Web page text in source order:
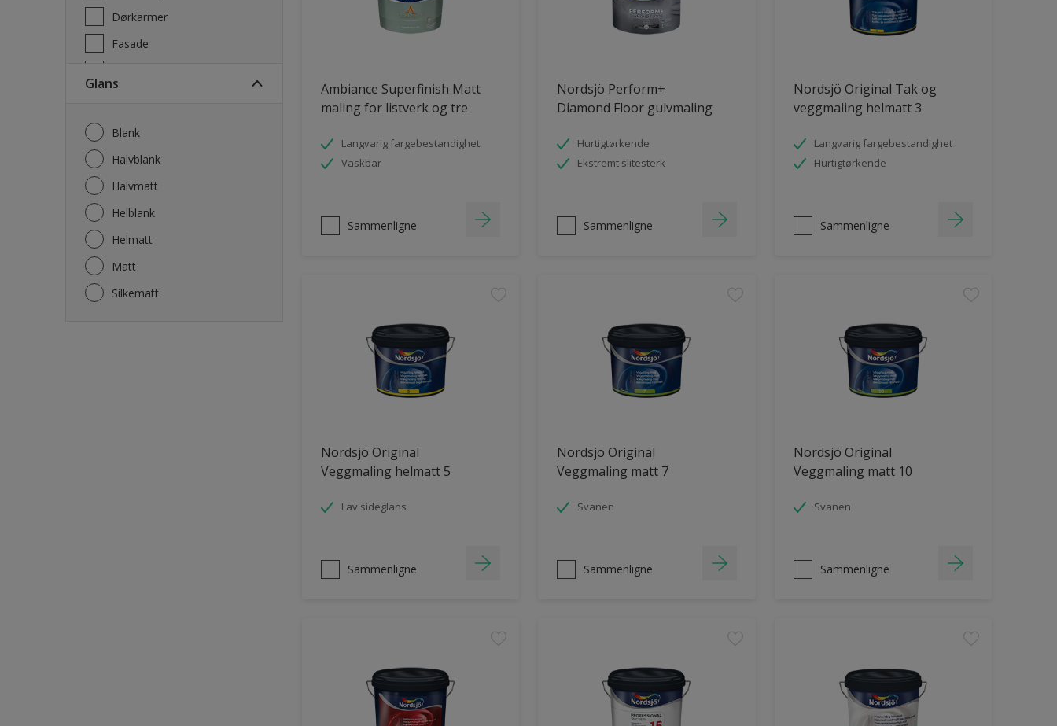
Dørkarmer
Fasade
Glans
Blank
Halvblank
Halvmatt
Helblank
Helmatt
Matt
Silkematt
Ambiance Superfinish Matt
maling for listverk og tre
Langvarig fargebestandighet
Vaskbar
Sammenligne
Nordsjö Perform+
Diamond Floor gulvmaling
Hurtigtørkende
Ekstremt slitesterk
Sammenligne
Nordsjö Original Tak og
veggmaling helmatt 3
Langvarig fargebestandighet
Hurtigtørkende
Sammenligne
Nordsjö Original
Veggmaling helmatt 5
Lav sideglans
Sammenligne
Nordsjö Original
Veggmaling matt 7
Svanen
Sammenligne
Nordsjö Original
Veggmaling matt 10
Svanen
Sammenligne